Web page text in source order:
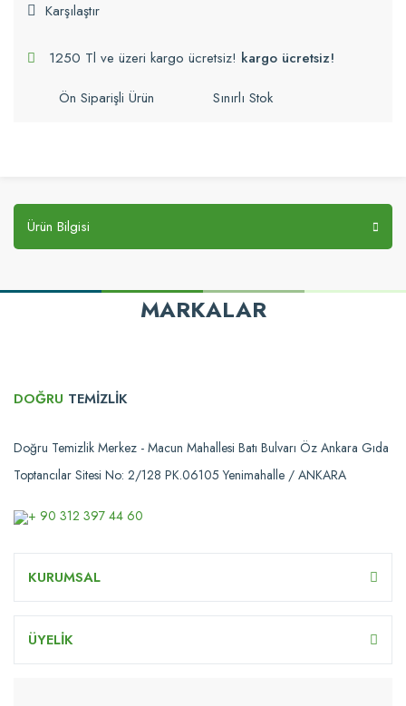
Karşılaştır
1250 Tl ve üzeri kargo ücretsiz! kargo ücretsiz!
Ön Siparişli Ürün
Sınırlı Stok
Ürün Bilgisi
MARKALAR
DOĞRU TEMİZLİK
Doğru Temizlik Merkez - Macun Mahallesi Batı Bulvarı Öz Ankara Gıda
Toptancılar Sitesi No: 2/128 PK.06105 Yenimahalle / ANKARA
+ 90 312 397 44 60
KURUMSAL
ÜYELİK